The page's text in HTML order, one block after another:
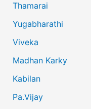
Thamarai
Yugabharathi
Viveka
Madhan Karky
Kabilan
Pa.Vijay